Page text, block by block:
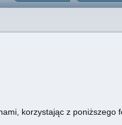
korzystając z poniższego